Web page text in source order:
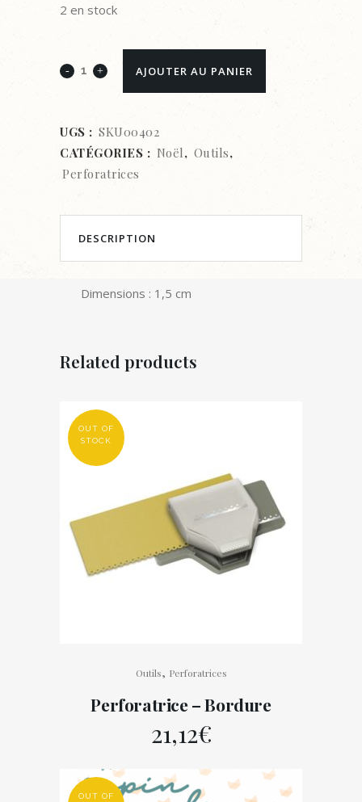
2 en stock
Perforatrice
-
Motif
de
AJOUTER AU PANIER
UGS : SKU00402
CATÉGORIES : Noël, Outils,
Perforatrices
DESCRIPTION
Dimensions : 1,5 cm
Related products
OUT OF
STOCK
Outils, Perforatrices
Perforatrice – Bordure
21,12€
OUT OF